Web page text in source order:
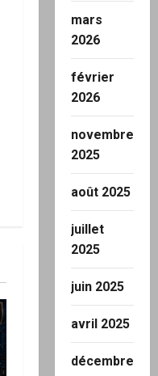
mars
2026
février
2026
novembre
2025
août 2025
juillet
2025
juin 2025
avril 2025
décembre